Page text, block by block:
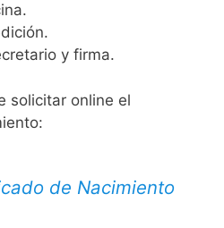
y firma.
solicitar online el
de Nacimiento